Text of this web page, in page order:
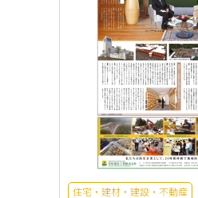
住宅・建材・建設・不動産